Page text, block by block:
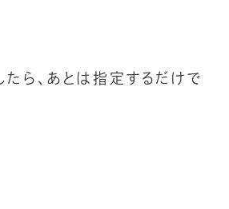
たら、あとは指定するだけで